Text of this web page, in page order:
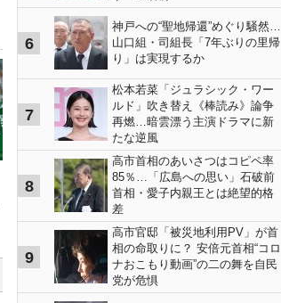
6
神戸への“聖地帰還”めぐり騒然…
山口組・司組長「7年ぶりの里帰
り」は実現するか
7
松本若菜「ジュラシック・ワー
ルド」吹き替え《棒読み》論争
再燃…暗雲漂う主演ドラマに新
たな逆風
8
高市首相のあいさつはコピペ率
85％…「広島への思い」石破前
首相・愛子内親王とは絶望的格
差
9
高市官邸「被災地利用PV」が首
相の命取りに？ 安倍元首相“コロ
ナおこもり動画”の二の舞を自民
党が危惧